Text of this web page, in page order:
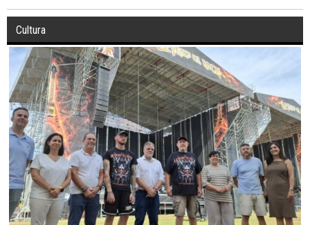
Cultura